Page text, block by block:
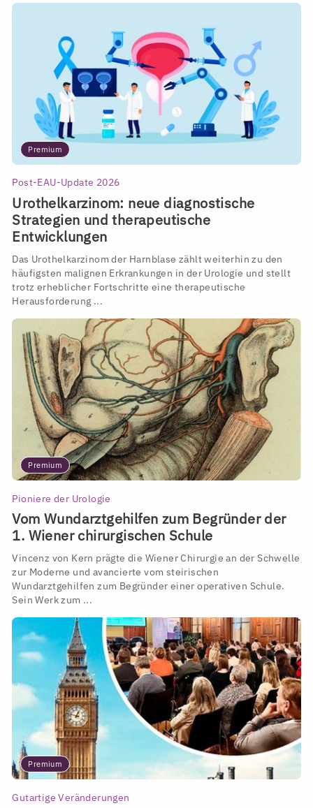
Premium
Post-EAU-Update 2026
Urothelkarzinom: neue diagnostische
Strategien und therapeutische
Entwicklungen
Das Urothelkarzinom der Harnblase zählt weiterhin zu den
häufigsten malignen Erkrankungen in der Urologie und stellt
trotz erheblicher Fortschritte eine therapeutische
Herausforderung ...
Premium
Pioniere der Urologie
Vom Wundarztgehilfen zum Begründer der
1. Wiener chirurgischen Schule
Vincenz von Kern prägte die Wiener Chirurgie an der Schwelle
zur Moderne und avancierte vom steirischen
Wundarztgehilfen zum Begründer einer operativen Schule.
Sein Werk zum ...
Premium
Gutartige Veränderungen